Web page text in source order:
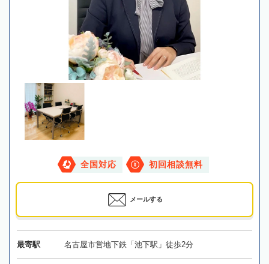
全国対応 初回相談無料
メールする
最寄駅 名古屋市営地下鉄「池下駅」徒歩2分